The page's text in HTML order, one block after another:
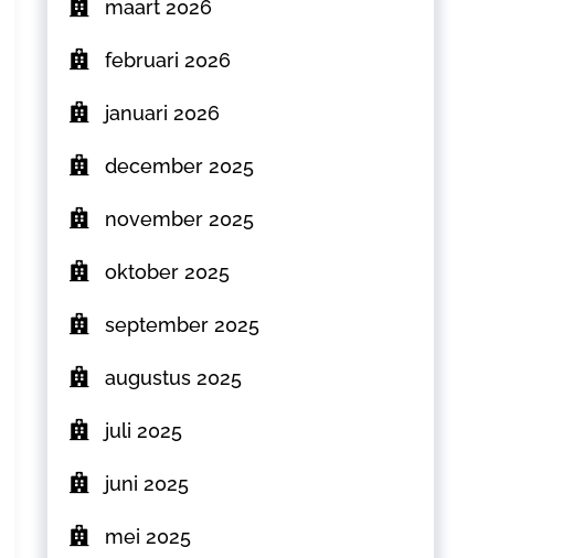
maart 2026
februari 2026
januari 2026
december 2025
november 2025
oktober 2025
september 2025
augustus 2025
juli 2025
juni 2025
mei 2025